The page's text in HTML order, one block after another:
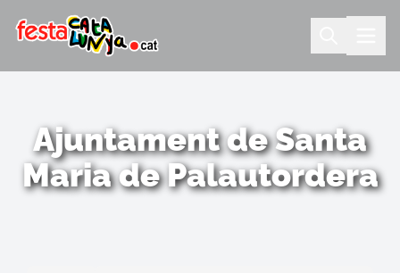
Ajuntament de Santa
Maria de Palautordera